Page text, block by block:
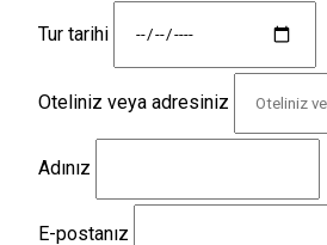
Tur tarihi
Oteliniz veya adresiniz
Adınız
E-postanız